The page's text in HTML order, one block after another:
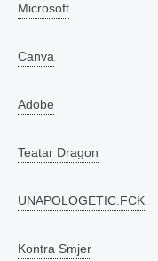
Microsoft
Canva
Adobe
Teatar Dragon
UNAPOLOGETIC.FCK
Kontra Smjer